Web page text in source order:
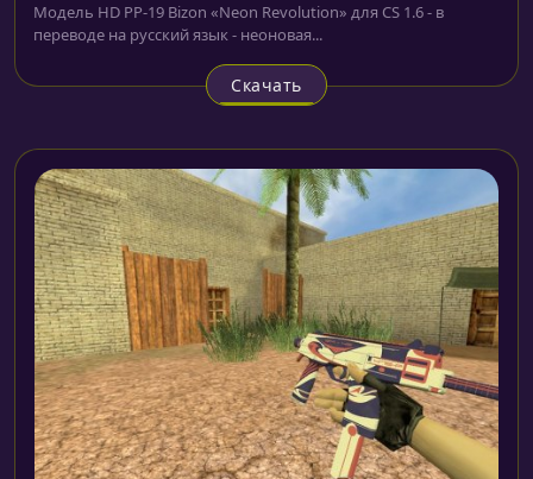
Модель HD PP-19 Bizon «Neon Revolution» для CS 1.6 - в
переводе на русский язык - неоновая...
Скачать